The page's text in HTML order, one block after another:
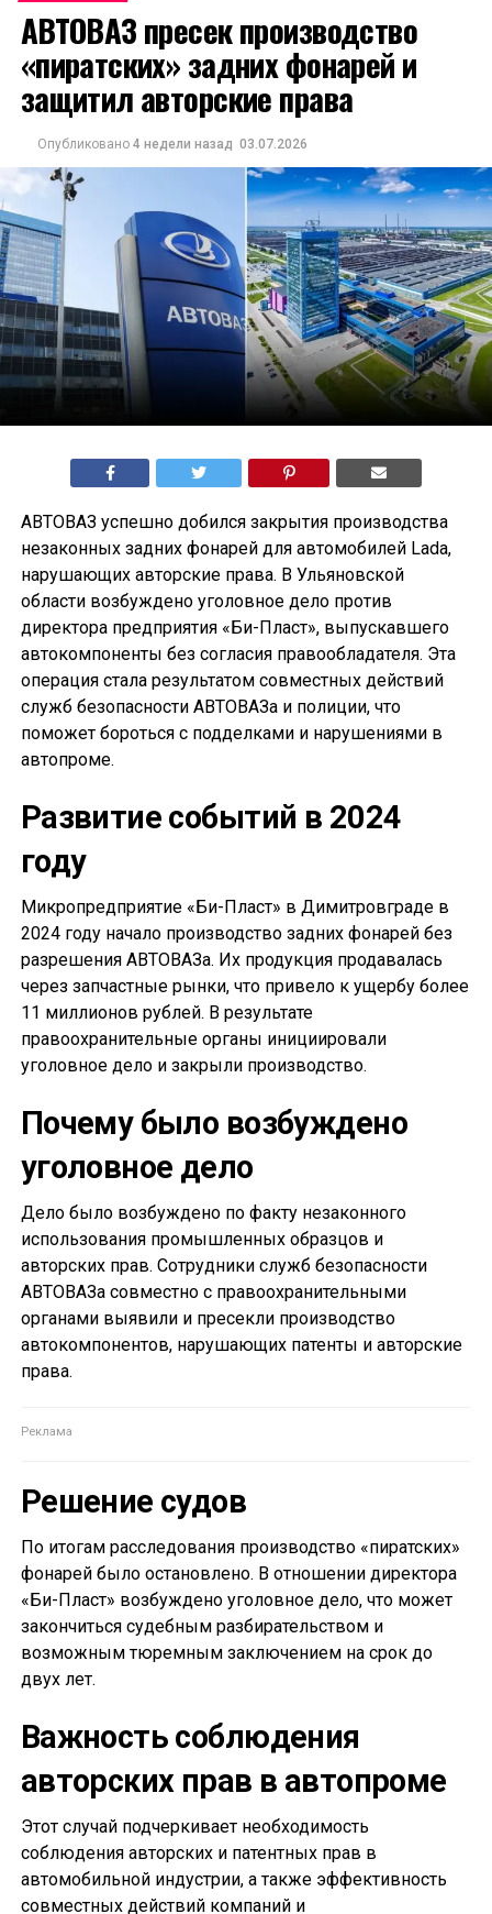
АВТОВАЗ пресек производство
«пиратских» задних фонарей и
защитил авторские права
Опубликовано 4 недели назад 03.07.2026
АВТОВАЗ успешно добился закрытия производства
незаконных задних фонарей для автомобилей Lada,
нарушающих авторские права. В Ульяновской
области возбуждено уголовное дело против
директора предприятия «Би-Пласт», выпускавшего
автокомпоненты без согласия правообладателя. Эта
операция стала результатом совместных действий
служб безопасности АВТОВАЗа и полиции, что
поможет бороться с подделками и нарушениями в
автопроме.
Развитие событий в 2024
году
Микропредприятие «Би-Пласт» в Димитровграде в
2024 году начало производство задних фонарей без
разрешения АВТОВАЗа. Их продукция продавалась
через запчастные рынки, что привело к ущербу более
11 миллионов рублей. В результате
правоохранительные органы инициировали
уголовное дело и закрыли производство.
Почему было возбуждено
уголовное дело
Дело было возбуждено по факту незаконного
использования промышленных образцов и
авторских прав. Сотрудники служб безопасности
АВТОВАЗа совместно с правоохранительными
органами выявили и пресекли производство
автокомпонентов, нарушающих патенты и авторские
права.
Решение судов
По итогам расследования производство «пиратских»
фонарей было остановлено. В отношении директора
«Би-Пласт» возбуждено уголовное дело, что может
закончиться судебным разбирательством и
возможным тюремным заключением на срок до
двух лет.
Важность соблюдения
авторских прав в автопроме
Этот случай подчеркивает необходимость
соблюдения авторских и патентных прав в
автомобильной индустрии, а также эффективность
совместных действий компаний и